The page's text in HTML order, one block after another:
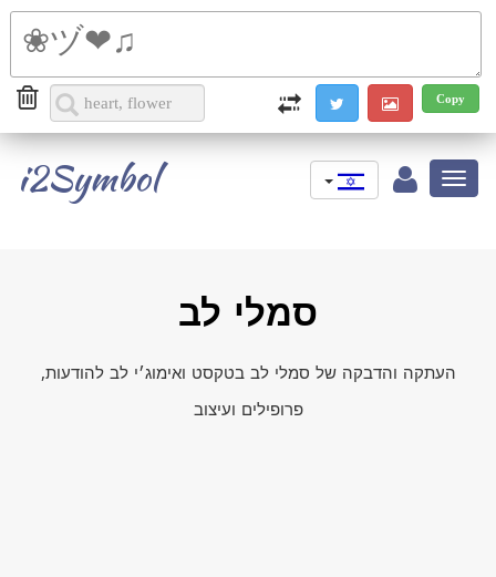
Toggle
navigation
i2Symbol
סמלי לב
העתקה והדבקה של סמלי לב בטקסט ואימוג׳י לב להודעות,
פרופילים ועיצוב